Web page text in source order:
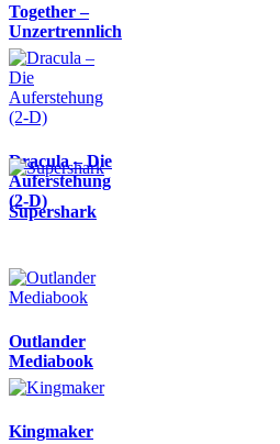
Together –
Unzertrennlich
Dracula – Die
Auferstehung
(2-D)
Supershark
Outlander
Mediabook
Kingmaker